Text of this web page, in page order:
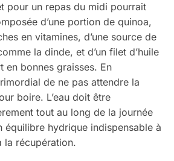
pour un repas du midi pourrait
d’une portion de quinoa,
en vitamines, d’une source de
la dinde, et d’un filet d’huile
en bonnes graisses. En
de ne pas attendre la
boire. L’eau doit être
tout au long de la journée
équilibre hydrique indispensable à
la récupération.